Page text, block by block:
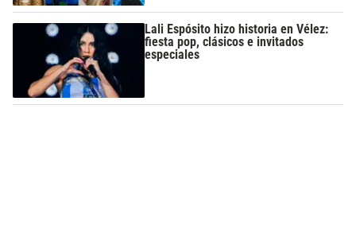
Lali Espósito hizo historia en Vélez:
fiesta pop, clásicos e invitados
especiales